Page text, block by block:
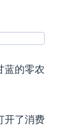
蓝的零农
开了消费